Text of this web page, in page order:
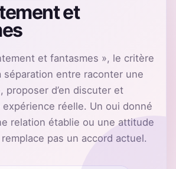
et
et fantasmes », le critère
séparation entre raconter une
proposer d’en discuter et
expérience réelle. Un oui donné
relation établie ou une attitude
pas un accord actuel.